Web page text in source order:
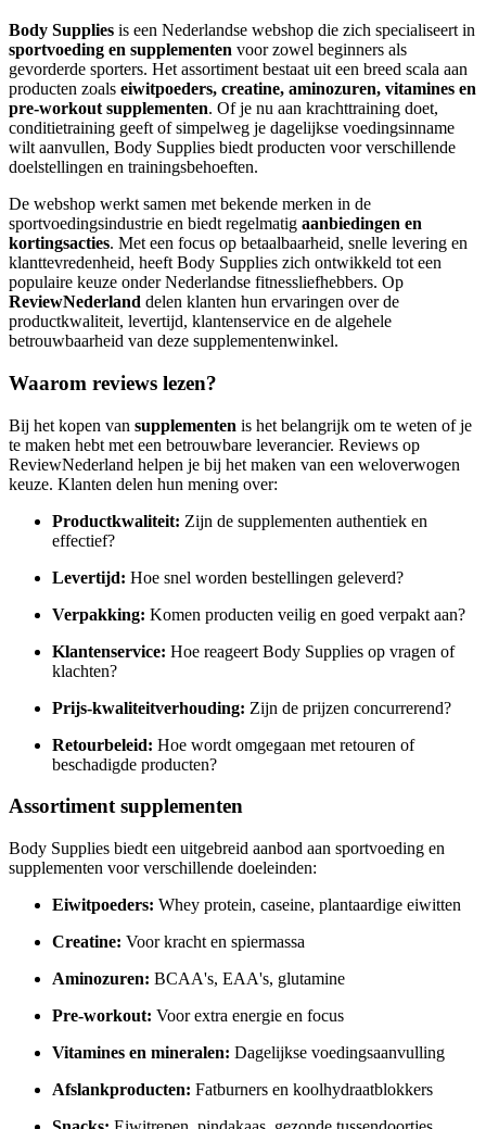
Body Supplies is een Nederlandse webshop die zich specialiseert in
sportvoeding en supplementen voor zowel beginners als
gevorderde sporters. Het assortiment bestaat uit een breed scala aan
producten zoals eiwitpoeders, creatine, aminozuren, vitamines en
pre-workout supplementen. Of je nu aan krachttraining doet,
conditietraining geeft of simpelweg je dagelijkse voedingsinname
wilt aanvullen, Body Supplies biedt producten voor verschillende
doelstellingen en trainingsbehoeften.
De webshop werkt samen met bekende merken in de
sportvoedingsindustrie en biedt regelmatig aanbiedingen en
kortingsacties. Met een focus op betaalbaarheid, snelle levering en
klanttevredenheid, heeft Body Supplies zich ontwikkeld tot een
populaire keuze onder Nederlandse fitnessliefhebbers. Op
ReviewNederland delen klanten hun ervaringen over de
productkwaliteit, levertijd, klantenservice en de algehele
betrouwbaarheid van deze supplementenwinkel.
Waarom reviews lezen?
Bij het kopen van supplementen is het belangrijk om te weten of je
te maken hebt met een betrouwbare leverancier. Reviews op
ReviewNederland helpen je bij het maken van een weloverwogen
keuze. Klanten delen hun mening over:
Productkwaliteit: Zijn de supplementen authentiek en
effectief?
Levertijd: Hoe snel worden bestellingen geleverd?
Verpakking: Komen producten veilig en goed verpakt aan?
Klantenservice: Hoe reageert Body Supplies op vragen of
klachten?
Prijs-kwaliteitverhouding: Zijn de prijzen concurrerend?
Retourbeleid: Hoe wordt omgegaan met retouren of
beschadigde producten?
Assortiment supplementen
Body Supplies biedt een uitgebreid aanbod aan sportvoeding en
supplementen voor verschillende doeleinden:
Eiwitpoeders: Whey protein, caseine, plantaardige eiwitten
Creatine: Voor kracht en spiermassa
Aminozuren: BCAA's, EAA's, glutamine
Pre-workout: Voor extra energie en focus
Vitamines en mineralen: Dagelijkse voedingsaanvulling
Afslankproducten: Fatburners en koolhydraatblokkers